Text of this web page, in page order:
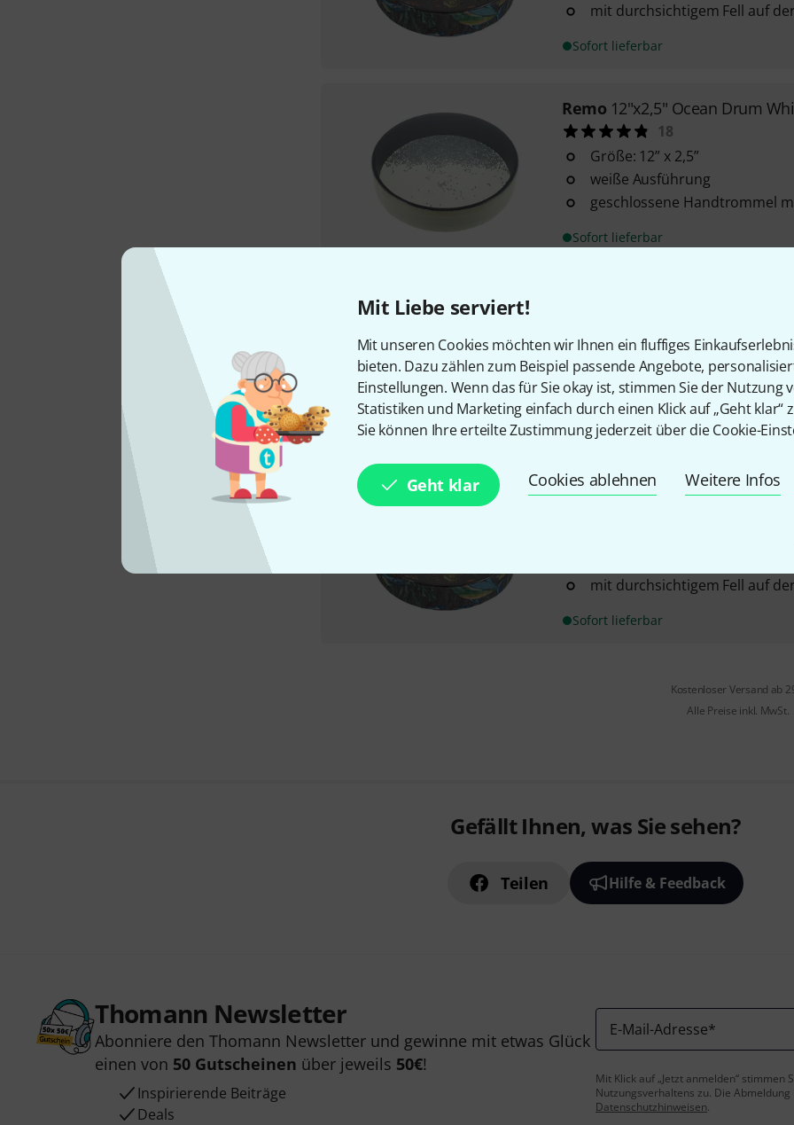
Mit Liebe serviert!
Mit unseren Cookies möchten wir Ihnen ein fluffiges
bieten. Dazu zählen zum Beispiel passende Angebote,
Einstellungen. Wenn das für Sie okay ist, stimmen Sie der Nutzung
Statistiken und Marketing einfach durch einen Klick auf „Geht klar“
Sie können Ihre erteilte Zustimmung jederzeit über die Cookie-
Geht klar Cookies ablehnen Weitere Infos
mit durchsichtigem Fell auf
Sofort lieferbar
Remo 12"x2,5" Ocean Drum
18
Größe: 12” x 2,5”
weiße Ausführung
geschlossene Handtrommel
Sofort lieferbar
Größe 16” x 2,5”
weisse Ausführung
geschlossene Handtrommel
Sofort lieferbar
Remo12" x 2,5" Ocean Drum
mit durchsichtigem Fell auf
Sofort lieferbar
Kostenloser Versand ab
Alle Preise inkl. MwSt.
Gefällt Ihnen, was Sie sehen?
Teilen Hilfe & Feedback
Thomann Newsletter
Abonniere den Thomann Newsletter und gewinne mit etwas Glück
einen von 50 Gutscheinen über jeweils 50€!
Inspirierende Beiträge
Deals
E-Mail-Adresse*
Mit Klick auf „Jetzt anmelden“
Nutzungsverhaltens zu. Die
Datenschutzhinweisen.